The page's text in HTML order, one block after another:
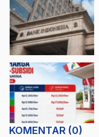
KOMENTAR (0)